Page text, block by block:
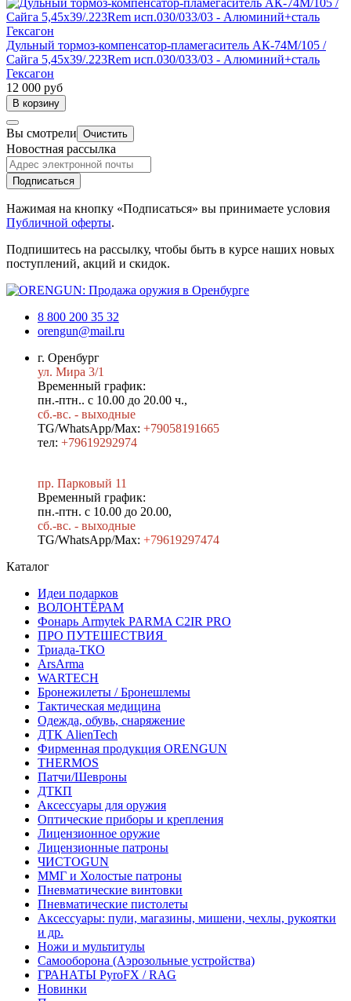
Дульный тормоз-компенсатор-пламегаситель АК-74М/105 /
Сайга 5,45x39/.223Rem исп.030/033/03 - Алюминий+сталь
Гексагон
12 000 руб
В корзину
Вы смотрели Очистить
Новостная рассылка
Подписаться
Нажимая на кнопку «Подписаться» вы принимаете условия
Публичной оферты.
Подпишитесь на рассылку, чтобы быть в курсе наших новых
поступлений, акций и скидок.
8 800 200 35 32
orengun@mail.ru
г. Оренбург
ул. Мира 3/1
Временный график:
пн.-птн.. с 10.00 до 20.00 ч.,
сб.-вс. - выходные
TG/WhatsApp/Max: +79058191665
тел: +79619292974
пр. Парковый 11
Временный график:
пн.-птн. с 10.00 до 20.00,
сб.-вс. - выходные
TG/WhatsApp/Max: +79619297474
Каталог
Идеи подарков
ВОЛОНТЁРАМ
Фонарь Armytek PARMA C2IR PRO
ПРО ПУТЕШЕСТВИЯ
Триада-ТКО
ArsArma
WARTECH
Бронежилеты / Бронешлемы
Тактическая медицина
Одежда, обувь, снаряжение
ДТК AlienTech
Фирменная продукция ORENGUN
THERMOS
Патчи/Шевроны
ДТКП
Аксессуары для оружия
Оптические приборы и крепления
Лицензионное оружие
Лицензионные патроны
ЧИСТОGUN
ММГ и Холостые патроны
Пневматические винтовки
Пневматические пистолеты
Аксессуары: пули, магазины, мишени, чехлы, рукоятки
и др.
Ножи и мультитулы
Самооборона (Аэрозольные устройства)
ГРАНАТЫ PyroFX / RAG
Новинки